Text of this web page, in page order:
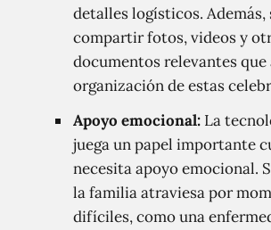
detalles logísticos. Además,
compartir fotos, videos y
documentos relevantes que
organización de estas
Apoyo emocional: La
juega un papel importante
necesita apoyo emocional.
la familia atraviesa por
difíciles, como una